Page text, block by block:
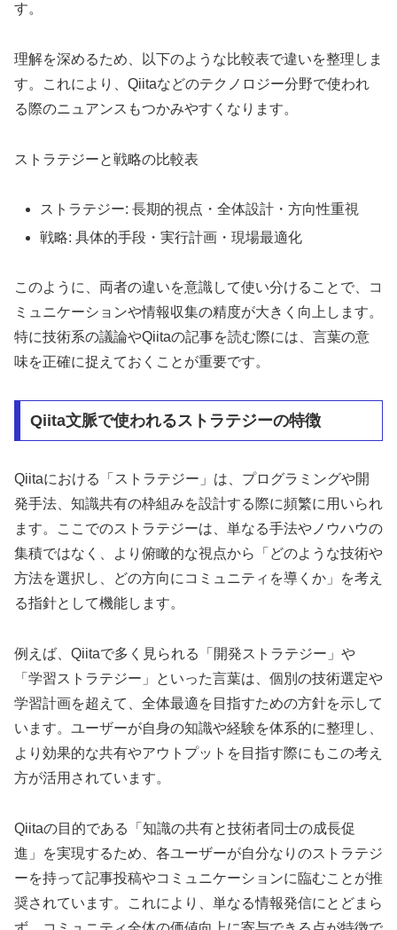
す。
理解を深めるため、以下のような比較表で違いを整理しま
す。これにより、Qiitaなどのテクノロジー分野で使われ
る際のニュアンスもつかみやすくなります。
ストラテジーと戦略の比較表
ストラテジー: 長期的視点・全体設計・方向性重視
戦略: 具体的手段・実行計画・現場最適化
このように、両者の違いを意識して使い分けることで、コ
ミュニケーションや情報収集の精度が大きく向上します。
特に技術系の議論やQiitaの記事を読む際には、言葉の意
味を正確に捉えておくことが重要です。
Qiita文脈で使われるストラテジーの特徴
Qiitaにおける「ストラテジー」は、プログラミングや開
発手法、知識共有の枠組みを設計する際に頻繁に用いられ
ます。ここでのストラテジーは、単なる手法やノウハウの
集積ではなく、より俯瞰的な視点から「どのような技術や
方法を選択し、どの方向にコミュニティを導くか」を考え
る指針として機能します。
例えば、Qiitaで多く見られる「開発ストラテジー」や
「学習ストラテジー」といった言葉は、個別の技術選定や
学習計画を超えて、全体最適を目指すための方針を示して
います。ユーザーが自身の知識や経験を体系的に整理し、
より効果的な共有やアウトプットを目指す際にもこの考え
方が活用されています。
Qiitaの目的である「知識の共有と技術者同士の成長促
進」を実現するため、各ユーザーが自分なりのストラテジ
ーを持って記事投稿やコミュニケーションに臨むことが推
奨されています。これにより、単なる情報発信にとどまら